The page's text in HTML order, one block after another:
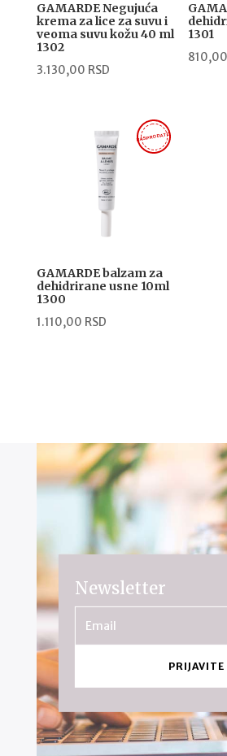
GAMARDE Negujuća
krema za lice za suvu i
veoma suvu kožu 40 ml
1302
3.130,00 RSD
1301
810,00
RASPRODATO
GAMARDE balzam za
dehidrirane usne 10ml
1300
1.110,00 RSD
Newsletter
PRIJAVITE